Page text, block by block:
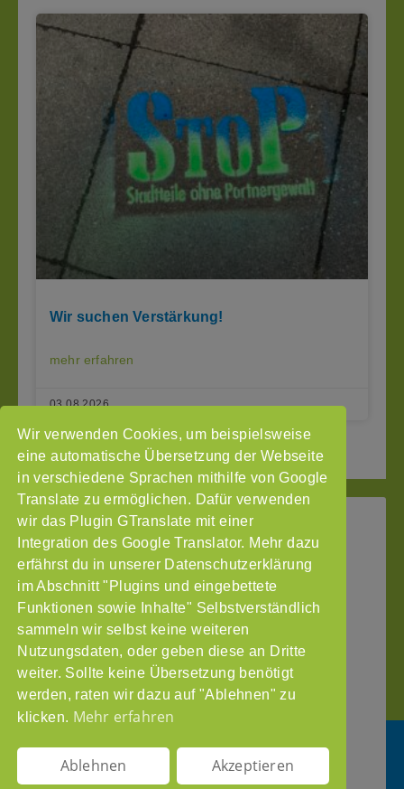
Wir suchen Verstärkung!
mehr erfahren
03.08.2026
« Seite zurück 1 2 3 Seite vor »
Wir verwenden Cookies, um beispielsweise
eine automatische Übersetzung der Webseite
in verschiedene Sprachen mithilfe von Google
Translate zu ermöglichen. Dafür verwenden
wir das Plugin GTranslate mit einer
Integration des Google Translator. Mehr dazu
erfährst du in unserer Datenschutzerklärung
im Abschnitt "Plugins und eingebettete
Funktionen sowie Inhalte" Selbstverständlich
sammeln wir selbst keine weiteren
Nutzungsdaten, oder geben diese an Dritte
weiter. Sollte keine Übersetzung benötigt
werden, raten wir dazu auf "Ablehnen" zu
klicken. Mehr erfahren
Ablehnen Akzeptieren
StoP
–
Stadtteile
ohne
Partnergewalt
e.V.
Pinnasberg
27
20359
info@stop-
partnergewalt.org
Intranet
Impressum
Datenschutzerklärung
Gefördert
durch
DE